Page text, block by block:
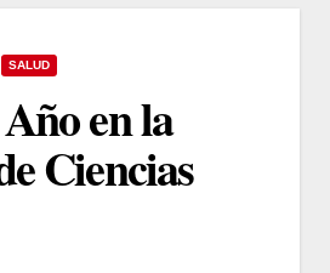
SALUD
en la
Ciencias